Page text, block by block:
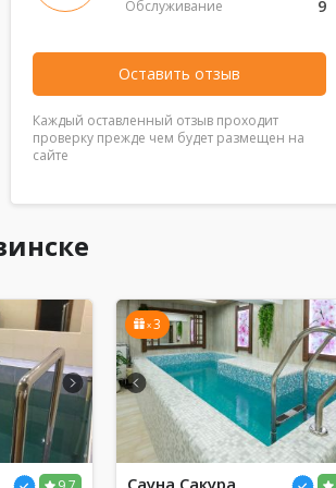
Обслуживание 9
Оставить отзыв
Каждый оставленный отзыв проходит
проверку прежде чем будет размещен на
сайте
x 3
Сауна Сакура